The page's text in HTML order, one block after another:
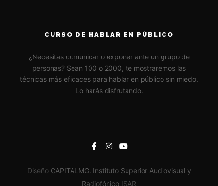
CURSO DE HABLAR EN PÚBLICO
¿Necesitas comunicar o exponer ante un grupo de
personas? Sean 100 o 2000, te mostraremos las
técnicas más eficaces para hablar en público sin miedo.
Lo harás disfrutando.
DiseñoCAPITALMG. Instituto Superior Audiovisual y
Radiofónico ISAR